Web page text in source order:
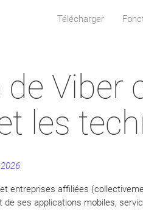
Télécharger
de Viber
les
entreprises affiliées
de ses applications mobiles,